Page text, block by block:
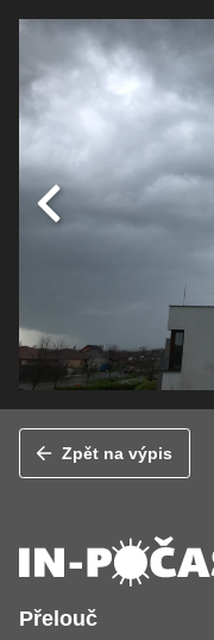
Zpět na výpis
Přelouč